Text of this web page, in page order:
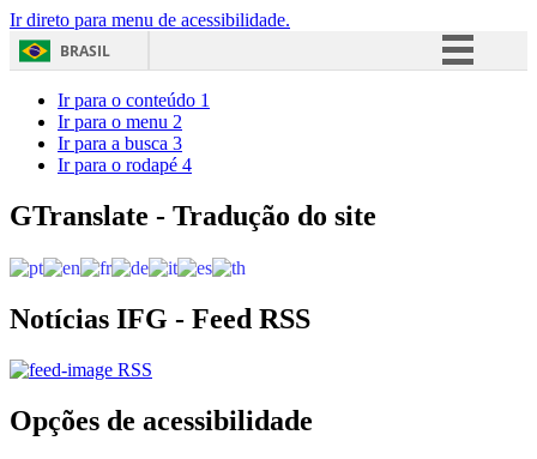
Ir direto para menu de acessibilidade.
BRASIL
Acesso à informação
Ir para o conteúdo 1
Ir para o menu 2
Ir para a busca 3
Ir para o rodapé 4
GTranslate - Tradução do site
Notícias IFG - Feed RSS
RSS
Opções de acessibilidade